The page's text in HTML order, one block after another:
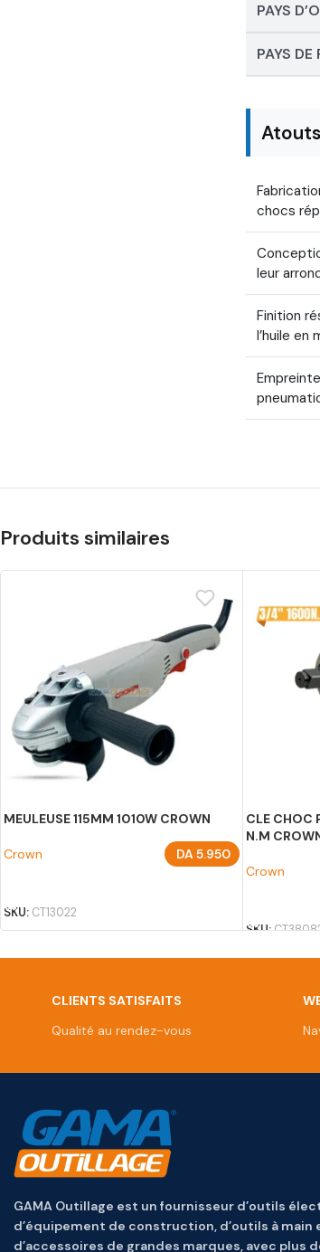
PAYS
PAYS
chocs
leur
Finition
l’huile en
Produits similaires
MEULEUSE 115MM 1010W CROWN
Crown DA5.950
SKU: CT13022
CLE CHOC
N.M
Crown
SKU:
CLIENTS SATISFAITS
Qualité au rendez-vous
GAMA Outillage est un fournisseur d’outils
d’équipement de construction, d’outils à main
d’accessoires de grandes marques, avec plus